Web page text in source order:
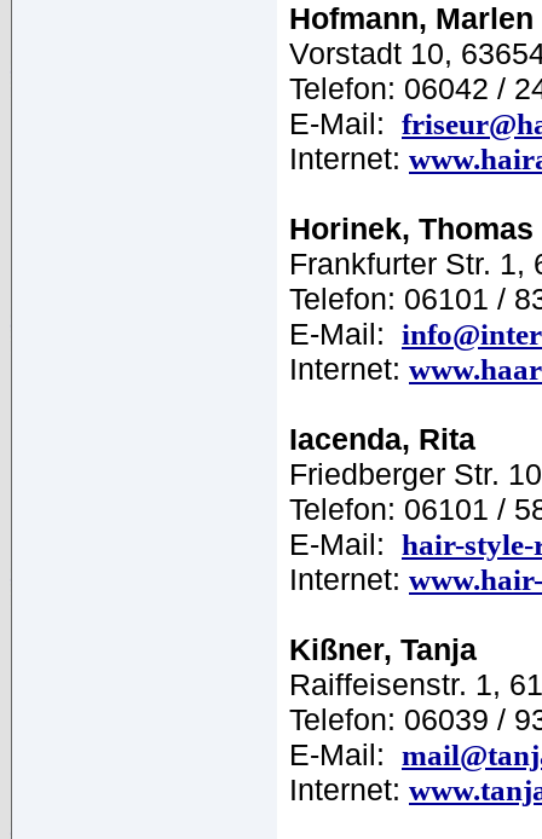
Hofmann, Marlen
Vorstadt 10,
Telefon: 06042 /
E-Mail:
Internet:
Horinek, Thomas
Frankfurter Str. 1,
Telefon: 06101 /
E-Mail:
Internet:
Iacenda, Rita
Friedberger Str.
Telefon: 06101 /
E-Mail: hair-style-
Internet:
Kißner, Tanja
Raiffeisenstr. 1,
Telefon: 06039 /
E-Mail:
Internet: